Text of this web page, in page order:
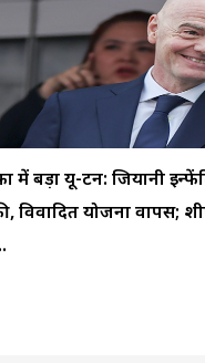
में बड़ा यू-टर्न: जियानी
विवादित योजना वापस;